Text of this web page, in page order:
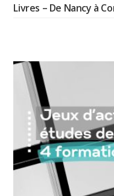
Livres – De Nancy à